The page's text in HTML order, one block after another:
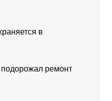
в
подорожал ремонт